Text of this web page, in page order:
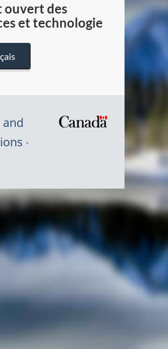
ouvert des
et technologie
Symbole
du
Canada